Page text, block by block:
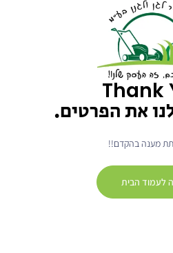
Thank
את הפרטים.
מענה בהקדם!!
לעמוד הבית